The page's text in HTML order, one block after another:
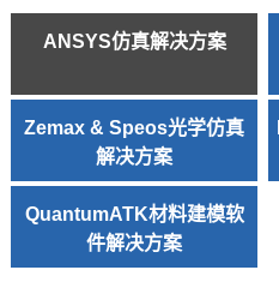
ANSYS仿真解决方案
Zemax & Speos光学仿真
解决方案
QuantumATK材料建模软
件解决方案